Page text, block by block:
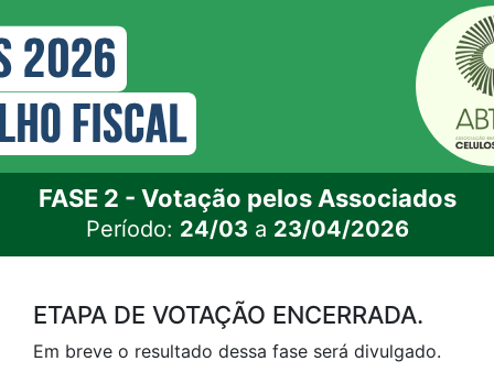
FASE 2 - Votação pelos Associados
Período: 24/03 a 23/04/2026
ETAPA DE VOTAÇÃO ENCERRADA.
Em breve o resultado dessa fase será divulgado.